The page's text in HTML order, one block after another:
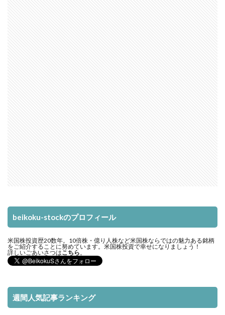
beikoku-stockのプロフィール
米国株投資歴20数年。10倍株・億り人株など米国株ならではの魅力ある銘柄
をご紹介することに努めています。米国株投資で幸せになりましょう！
詳しいごあいさつはこちら 。
週間人気記事ランキング